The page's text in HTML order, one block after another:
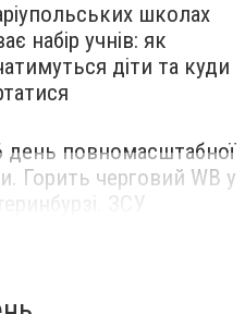
школах
набір учнів: як
діти та куди
день повномасштабної
Горить черговий WB у
ЗСУ